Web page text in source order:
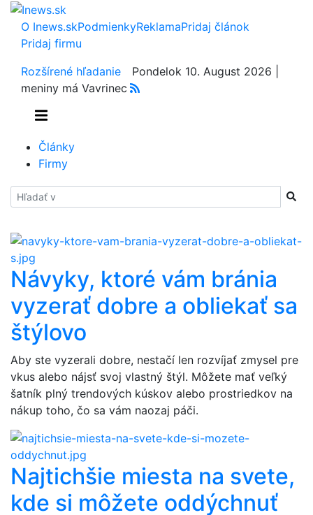
O Inews.skPodmienkyReklamaPridaj článok
Pridaj firmu
Rozšírené hľadanie
Pondelok 10. August 2026 |
meniny má Vavrinec
Články
Firmy
Hladať
Návyky, ktoré vám bránia
vyzerať dobre a obliekať sa
štýlovo
Aby ste vyzerali dobre, nestačí len rozvíjať zmysel pre
vkus alebo nájsť svoj vlastný štýl. Môžete mať veľký
šatník plný trendových kúskov alebo prostriedkov na
nákup toho, čo sa vám naozaj páči.
Najtichšie miesta na svete,
kde si môžete oddýchnuť